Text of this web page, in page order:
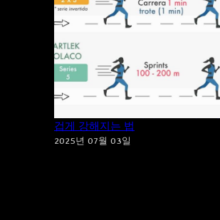
지루한 달리기는 이제 그만! ‘파틀
겁게 강해지는 법
2025년 07월 03일